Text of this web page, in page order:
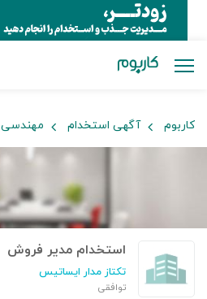
کاربوم آگهی استخدام مهندسی
استخدام مدیر فروش
تکتاز مدار ایساتیس
توافقی